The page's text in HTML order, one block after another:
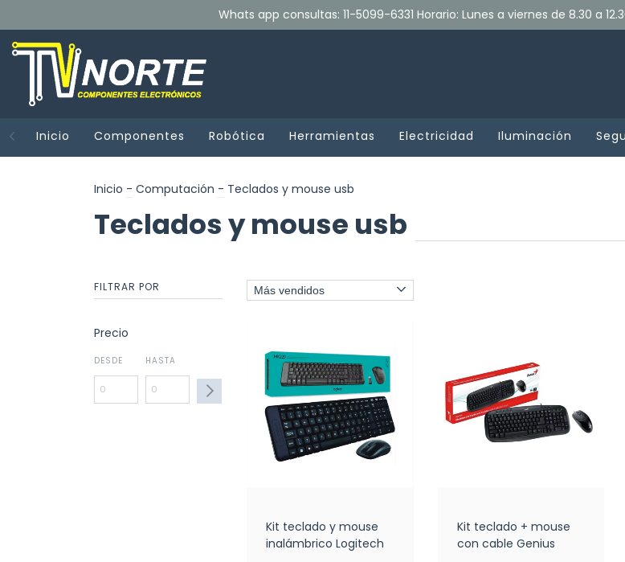
Whats app consultas: 11-5099-6331 Horario: Lunes a viernes de 8.30 a
Inicio Componentes Robótica Herramientas Electricidad Iluminación
Inicio - Computación - Teclados y mouse usb
Teclados y mouse usb
FILTRAR POR
Precio
DESDE HASTA
Kit teclado y mouse
inalámbrico Logitech
Kit teclado + mouse
con cable Genius